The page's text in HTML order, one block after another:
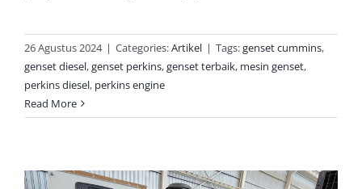
26 Agustus 2024 | Categories:Artikel | Tags:genset cummins,
genset diesel,genset perkins,genset terbaik, mesin genset,
perkins diesel, perkins engine
Read More